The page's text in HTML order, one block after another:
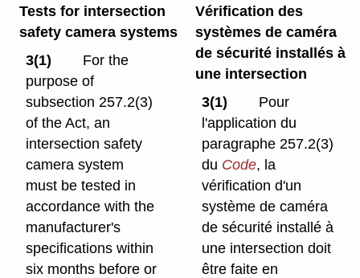
Tests for intersection
safety camera systems
3(1)
For the
purpose of
subsection 257.2(3)
of the Act, an
intersection safety
camera system
must be tested in
accordance with the
manufacturer's
specifications within
six months before or
Vérification des
systèmes de caméra
de sécurité installés à
une intersection
3(1)
Pour
l'application du
paragraphe 257.2(3)
du Code, la
vérification d'un
système de caméra
de sécurité installé à
une intersection doit
être faite en